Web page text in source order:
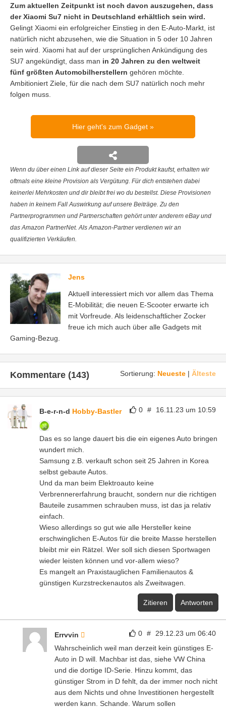
Zum aktuellen Zeitpunkt ist noch davon auszugehen, dass
der Xiaomi Su7 nicht in Deutschland erhältlich sein wird.
Gelingt Xiaomi ein erfolgreicher Einstieg in den E-Auto-Markt, ist
natürlich nicht abzusehen, wie die Situation in 5 oder 10 Jahren
sein wird. Xiaomi hat auf der ursprünglichen Ankündigung des
SU7 angekündigt, dass man in 20 Jahren zu den weltweit
fünf größten Automobilherstellern gehören möchte.
Ambitioniert Ziele, für die nach dem SU7 natürlich noch mehr
folgen muss.
Hier geht's zum Gadget
Wenn du über einen Link auf dieser Seite ein Produkt kaufst, erhalten wir
oftmals eine kleine Provision als Vergütung. Für dich entstehen dabei
keinerlei Mehrkosten und dir bleibt frei wo du bestellst. Diese Provisionen
haben in keinem Fall Auswirkung auf unsere Beiträge. Zu den
Partnerprogrammen und Partnerschaften gehört unter anderem eBay und
das Amazon PartnerNet. Als Amazon-Partner verdienen wir an
qualifizierten Verkäufen.
Jens
Aktuell interessiert mich vor allem das Thema
E-Mobilität; die neuen E-Scooter erwarte ich
mit Vorfreude. Als leidenschaftlicher Zocker
freue ich mich auch über alle Gadgets mit
Gaming-Bezug.
Sortierung: Neueste | Älteste
Kommentare (143)
0 # 16.11.23 um 10:59
B-e-r-n-d Hobby-Bastler
Das es so lange dauert bis die ein eigenes Auto bringen
wundert mich.
Samsung z.B. verkauft schon seit 25 Jahren in Korea
selbst gebaute Autos.
Und da man beim Elektroauto keine
Verbrennererfahrung braucht, sondern nur die richtigen
Bauteile zusammen schrauben muss, ist das ja relativ
einfach.
Wieso allerdings so gut wie alle Hersteller keine
erschwinglichen E-Autos für die breite Masse herstellen
bleibt mir ein Rätzel. Wer soll sich diesen Sportwagen
wieder leisten können und vor-allem wieso?
Es mangelt an Praxistauglichen Familienautos &
günstigen Kurzstreckenautos als Zweitwagen.
Zitieren Antworten
0 # 29.12.23 um 06:40
Errvvin
Wahrscheinlich weil man derzeit kein günstiges E-
Auto in D will. Machbar ist das, siehe VW China
und die dortige ID-Serie. Hinzu kommt, das
günstiger Strom in D fehlt, da der immer noch nicht
aus dem Nichts und ohne Investitionen hergestellt
werden kann. Schande. Warum sollen